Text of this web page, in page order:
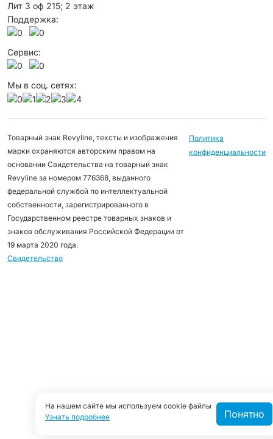
Лит 3 оф 215; 2 этаж
Поддержка:
Сервис:
Мы в соц. сетях:
Товарный знак Revyline, тексты и изображения
марки охраняются авторским правом на
основании Свидетельства на товарный знак
Revyline за номером 776368, выданного
федеральной службой по интеллектуальной
собственности, зарегистрированного в
Государственном реестре товарных знаков и
знаков обслуживания Российской Федерации от
19 марта 2020 года.
Свидетельство
Политика
конфиденциальности
На нашем сайте мы используем cookie файлы
Узнать подробнее
Понятно